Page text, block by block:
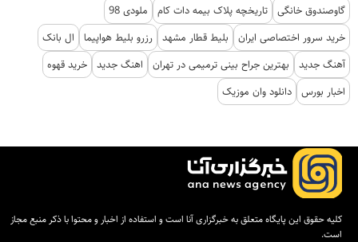
گاوصندوق خانگی تاریخچه پلاک بیمه دات کام
ملودی 98
خرید سرور اختصاصی ایران
بلیط قطار مشهد رزرو بلیط هواپیما
ال بانک
آهنگ جدید
بهترین جراح بینی ترمیمی در تهران اهنگ جدید خرید قهوه
اخبار بورس دانلود وان موزیک
کلیه حقوق این پایگاه متعلق به خبرگزاری آنا است و استفاده از اخبار و محتوا با ذکر منبع مجاز
است.